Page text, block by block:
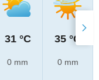
31 °C
0 mm
35 °C
0 mm